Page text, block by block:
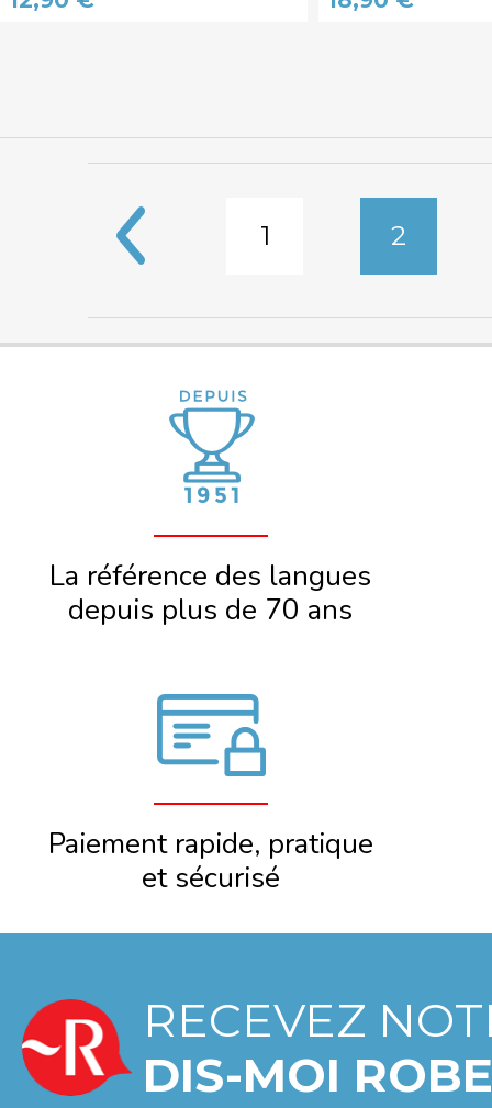
Pages
1 2
La référence des langues
depuis plus de 70 ans
Paiement rapide, pratique
et sécurisé
RECEVEZ
DIS-MOI